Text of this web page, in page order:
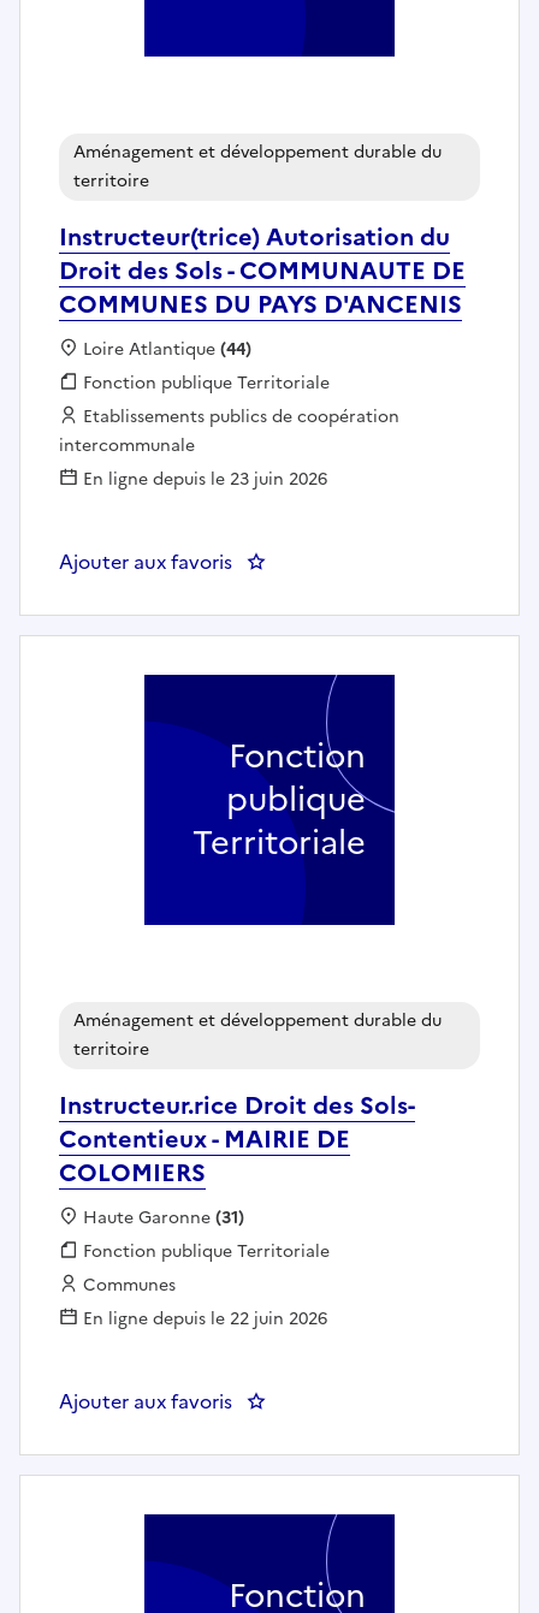
Instructeur(trice) Autorisation du
Droit des Sols - COMMUNAUTE DE
COMMUNES DU PAYS D'ANCENIS
Aménagement et développement durable du
territoire
Localisation :
Loire Atlantique(44)
Fonction publique :
Fonction publique Territoriale
Employeur :
Etablissements publics de coopération
intercommunale
En ligne depuis le 23 juin 2026
Ajouter aux favoris : Instructeur(trice) Autorisation
Instructeur.rice Droit des Sols-
Contentieux - MAIRIE DE
COLOMIERS
Aménagement et développement durable du
territoire
Localisation :
Haute Garonne(31)
Fonction publique :
Fonction publique Territoriale
Employeur :
Communes
En ligne depuis le 22 juin 2026
Ajouter aux favoris : Instructeur.rice Droit des Sols-
Fonction
publique
Territoriale
Fonction